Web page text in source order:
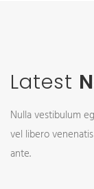
Latest
Nulla vestibulum
vel libero
ante.